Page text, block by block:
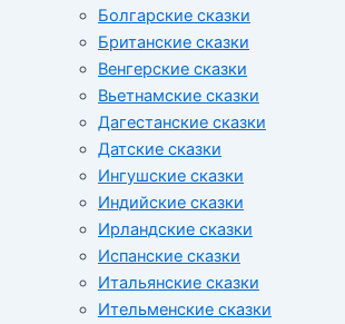
Болгарские сказки
Британские сказки
Венгерские сказки
Вьетнамские сказки
Дагестанские сказки
Датские сказки
Ингушские сказки
Индийские сказки
Ирландские сказки
Испанские сказки
Итальянские сказки
Ительменские сказки